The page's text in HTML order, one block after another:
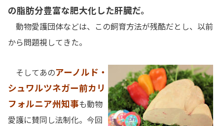
の脂肪分豊富な肥大化した肝臓だ。
動物愛護団体などは、この飼育方法が残酷だとし、以前
から問題視してきた。
そしてあのアーノルド・
シュワルツネガー前カリ
フォルニア州知事も動物
愛護に賛同し法制化。今回